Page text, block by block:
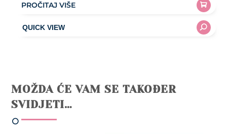
PROČITAJ VIŠE
MOŽDA ĆE VAM SE TAKOĐER
SVIDJETI…